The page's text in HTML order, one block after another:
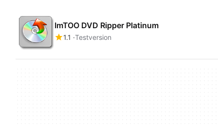
ImTOO DVD Ripper Platinum
1.1 Testversion